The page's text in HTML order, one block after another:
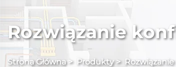
Rozwiązanie
Strona Główna> Produkty>